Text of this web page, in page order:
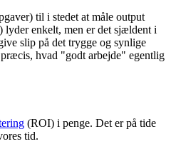
til i stedet at måle output
enkelt, men er det sjældent i
slip på det trygge og synlige
hvad "godt arbejde" egentlig
(ROI) i penge. Det er på tide
tid.